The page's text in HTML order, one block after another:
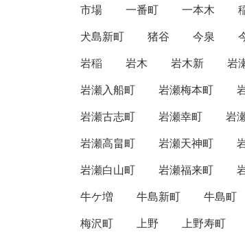
市場
一番町 一本木
犬島新町
猪谷 今泉
岩稲
岩木 岩木新 岩
岩瀬入船町
岩瀬梅本町
岩瀬古志町
岩瀬幸町 岩
岩瀬高畠町
岩瀬天神町
岩瀬白山町
岩瀬福来町
牛ケ増
牛島新町 牛島町
梅沢町
上野 上野寿町